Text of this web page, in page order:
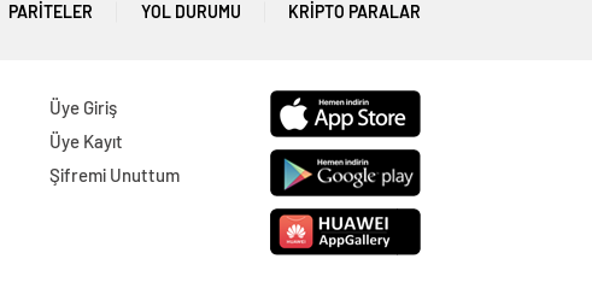
PARITELER YOL DURUMU KRIPTO PARALAR
Üye Giriş
Üye Kayıt
Şifremi Unuttum